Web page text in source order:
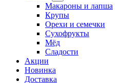
Макароны и лапша
Крупы
Орехи и семечки
Сухофрукты
Мёд
Сладости
Акции
Новинка
Доставка